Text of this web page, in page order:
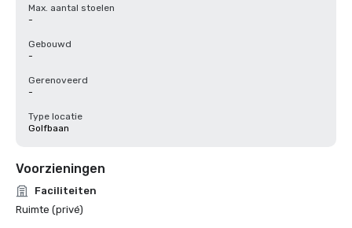
Max. aantal stoelen
-
Gebouwd
-
Gerenoveerd
-
Type locatie
Golfbaan
Voorzieningen
Faciliteiten
Ruimte (privé)